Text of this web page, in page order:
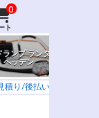
0
ト
ンプ ランタン
ヘッデン
積り/後払い